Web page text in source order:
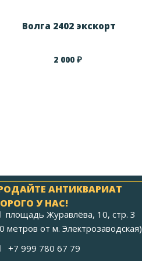
Волга 2402 экскорт
2 000₽
АНТИКВАРИАТ
У НАС!
площадь Журавлёва, 10, стр. 3
метров от м. Электрозаводская)
+7 999 780 67 79